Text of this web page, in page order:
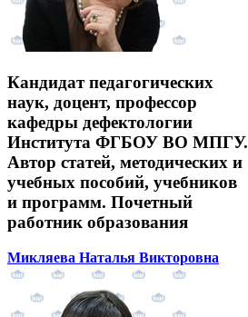
Кандидат педагогических
наук, доцент, профессор
кафедры дефектологии
Института ФГБОУ ВО МПГУ.
Автор статей, методических и
учебных пособий, учебников
и программ. Почетный
работник образования
Микляева Наталья Викторовна